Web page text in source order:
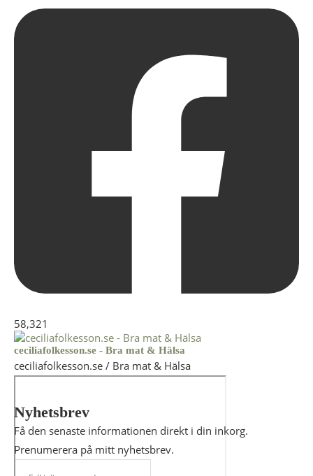
58,321
ceciliafolkesson.se - Bra mat & Hälsa
ceciliafolkesson.se / Bra mat & Hälsa
Nyhetsbrev
Få den senaste informationen direkt i din inkorg.
Prenumerera på mitt nyhetsbrev.